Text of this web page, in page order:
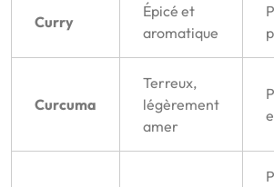
Curry
Épicé et
aromatique
Curcuma
Terreux,
légèrement
amer